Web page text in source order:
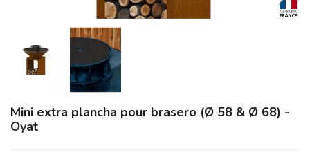
Mini extra plancha pour brasero (Ø 58 & Ø 68) -
Oyat